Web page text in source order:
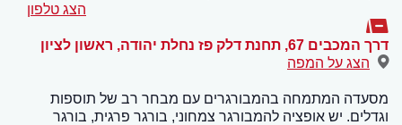
הצג טלפון
דרך המכבים 67, תחנת דלק פז נחלת יהודה , ראשון לציון
הצג על המפה
מסעדה המתמחה בהמבורגרים עם מבחר רב של תוספות
וגדלים. יש אופציה להמבורגר צמחוני, בורגר פרגית, בורגר